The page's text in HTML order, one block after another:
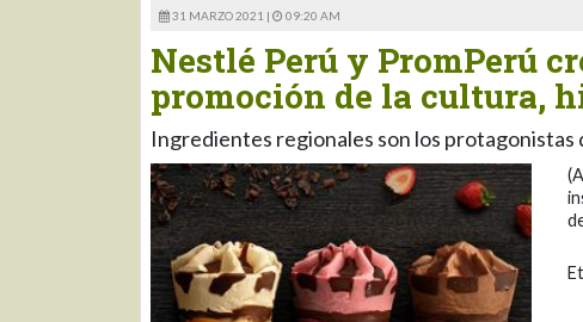
31 MARZO 2021 | 09:20 AM
Nestlé Perú y PromPerú
promoción de la cultura,
Ingredientes regionales son los protagonistas